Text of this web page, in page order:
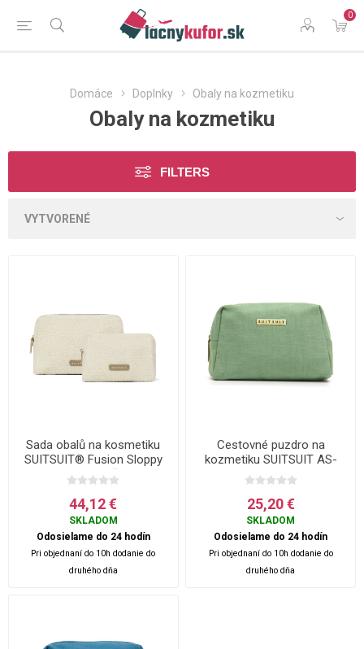
0
Domáce Doplnky Obaly na kozmetiku
Obaly na kozmetiku
FILTERS
Sada obalů na kosmetiku
SUITSUIT® Fusion Sloppy
Cotton - Béžová
44,12 €
SKLADOM
Odosielame do 24 hodín
Pri objednaní do 10h dodanie do
druhého dňa
Cestovné puzdro na
kozmetiku SUITSUIT AS-
71096 Basil Green
25,20 €
SKLADOM
Odosielame do 24 hodín
Pri objednaní do 10h dodanie do
druhého dňa